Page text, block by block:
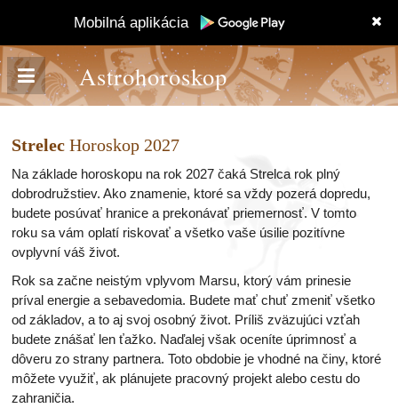
Mobilná aplikácia
Astrohoroskop
Strelec Horoskop 2027
Na základe horoskopu na rok 2027 čaká Strelca rok plný
dobrodružstiev. Ako znamenie, ktoré sa vždy pozerá dopredu,
budete posúvať hranice a prekonávať priemernosť. V tomto
roku sa vám oplatí riskovať a všetko vaše úsilie pozitívne
ovplyvní váš život.
Rok sa začne neistým vplyvom Marsu, ktorý vám prinesie
príval energie a sebavedomia. Budete mať chuť zmeniť všetko
od základov, a to aj svoj osobný život. Príliš zväzujúci vzťah
budete znášať len ťažko. Naďalej však oceníte úprimnosť a
dôveru zo strany partnera. Toto obdobie je vhodné na činy, ktoré
môžete využiť, ak plánujete pracovný projekt alebo cestu do
zahraničia.